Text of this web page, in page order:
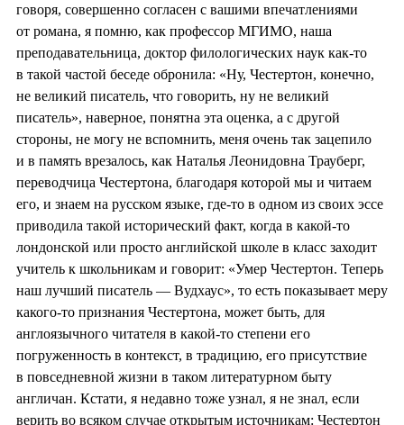
говоря, совершенно согласен с вашими впечатлениями
от романа, я помню, как профессор МГИМО, наша
преподавательница, доктор филологических наук как-то
в такой частой беседе обронила: «Ну, Честертон, конечно,
не великий писатель, что говорить, ну не великий
писатель», наверное, понятна эта оценка, а с другой
стороны, не могу не вспомнить, меня очень так зацепило
и в память врезалось, как Наталья Леонидовна Трауберг,
переводчица Честертона, благодаря которой мы и читаем
его, и знаем на русском языке, где-то в одном из своих эссе
приводила такой исторический факт, когда в какой-то
лондонской или просто английской школе в класс заходит
учитель к школьникам и говорит: «Умер Честертон. Теперь
наш лучший писатель — Вудхаус», то есть показывает меру
какого-то признания Честертона, может быть, для
англоязычного читателя в какой-то степени его
погруженность в контекст, в традицию, его присутствие
в повседневной жизни в таком литературном быту
англичан. Кстати, я недавно тоже узнал, я не знал, если
верить во всяком случае открытым источникам: Честертон